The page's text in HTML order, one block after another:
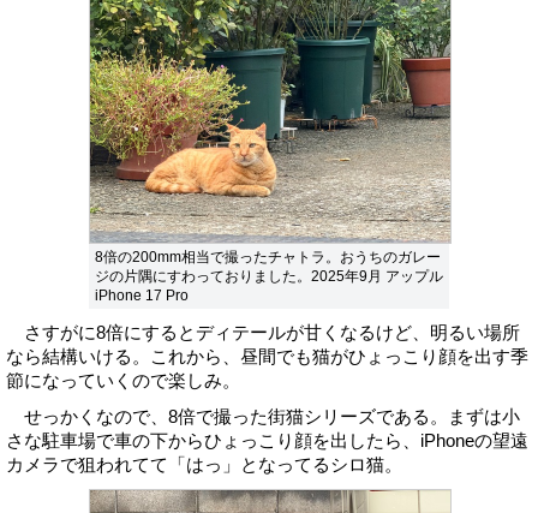
8倍の200mm相当で撮ったチャトラ。おうちのガレー
ジの片隅にすわっておりました。2025年9月 アップル
iPhone 17 Pro
さすがに8倍にするとディテールが甘くなるけど、明るい場所
なら結構いける。これから、昼間でも猫がひょっこり顔を出す季
節になっていくので楽しみ。
せっかくなので、8倍で撮った街猫シリーズである。まずは小
さな駐車場で車の下からひょっこり顔を出したら、iPhoneの望遠
カメラで狙われてて「はっ」となってるシロ猫。